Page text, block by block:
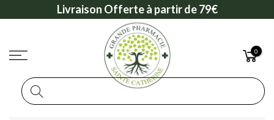
Livraison Offerte à partir de 79€
0